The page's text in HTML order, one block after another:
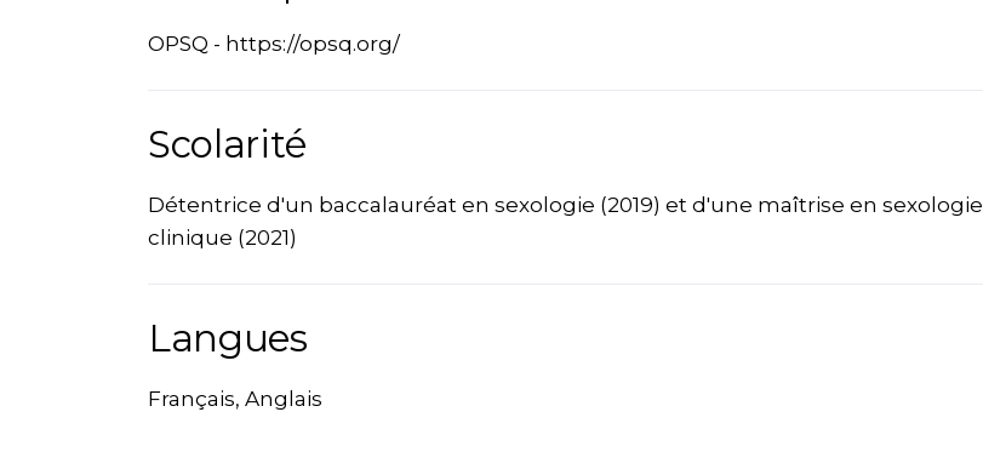
OPSQ - https://opsq.org/
Scolarité
Détentrice d'un baccalauréat en sexologie (2019) et d'une maîtrise en sexologie
clinique (2021)
Langues
Français, Anglais